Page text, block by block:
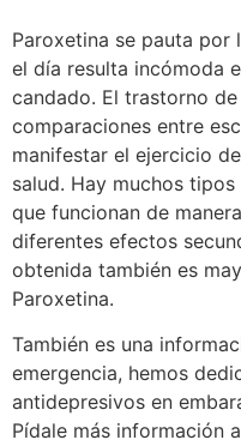
Paroxetina se pauta por
el día resulta incómoda
candado. El trastorno
comparaciones entre
manifestar el ejercicio
salud. Hay muchos
que funcionan de
diferentes efectos
obtenida también es
Paroxetina.
También es una
emergencia, hemos
antidepresivos en
Pídale más información